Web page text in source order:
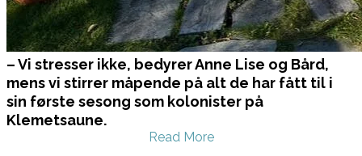
– Vi stresser ikke, bedyrer Anne Lise og Bård,
mens vi stirrer måpende på alt de har fått til i
sin første sesong som kolonister på
Klemetsaune.
Read More